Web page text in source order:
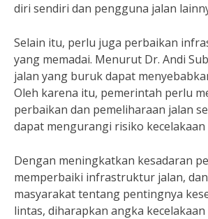
diri sendiri dan pengguna jalan
Selain itu, perlu juga perbaikan
yang memadai. Menurut Dr. Andi
jalan yang buruk dapat
Oleh karena itu, pemerintah perlu
perbaikan dan pemeliharaan jalan
dapat mengurangi risiko kecelakaan
Dengan meningkatkan kesadaran
memperbaiki infrastruktur jalan,
masyarakat tentang pentingnya
lintas, diharapkan angka